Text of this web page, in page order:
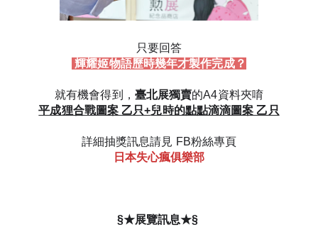
只要回答
輝耀姬物語歷時幾年才製作完成？
就有機會得到， 臺北展獨賣的A4資料夾唷
平成狸合戰圖案 乙只+兒時的點點滴滴圖案 乙只
詳細抽獎訊息請見 FB粉絲專頁
日本失心瘋俱樂部
§★展覽訊息★§